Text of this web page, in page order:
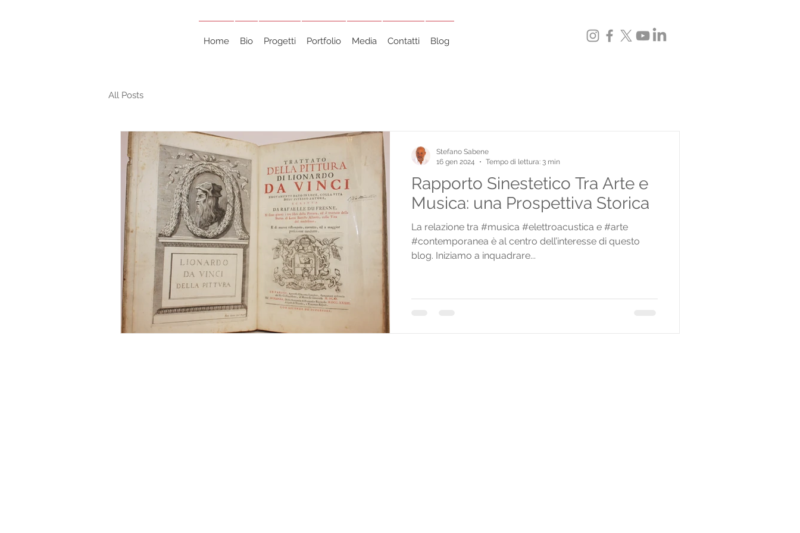
Home Bio Progetti Portfolio Media Contatti Blog
All Posts
Rapporto Sinestetico Tra Arte e
Musica: una Prospettiva Storica
La relazione tra #musica #elettroacustica e #arte
#contemporanea è al centro dell’interesse di questo
blog. Iniziamo a inquadrare...
Stefano Sabene
16 gen 2024
Tempo di lettura: 3 min